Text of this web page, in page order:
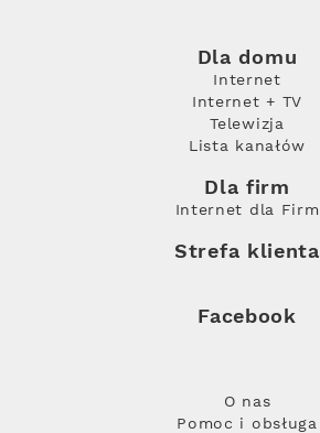
Dla domu
Internet
Internet + TV
Telewizja
Lista kanałów
Dla firm
Internet dla Firm
Strefa klienta
Facebook
O nas
Pomoc i obsługa